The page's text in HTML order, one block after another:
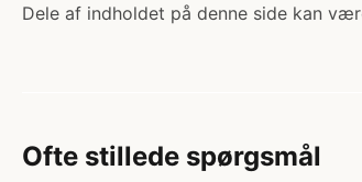
Dele af indholdet på denne side kan
Ofte stillede spørgsmål